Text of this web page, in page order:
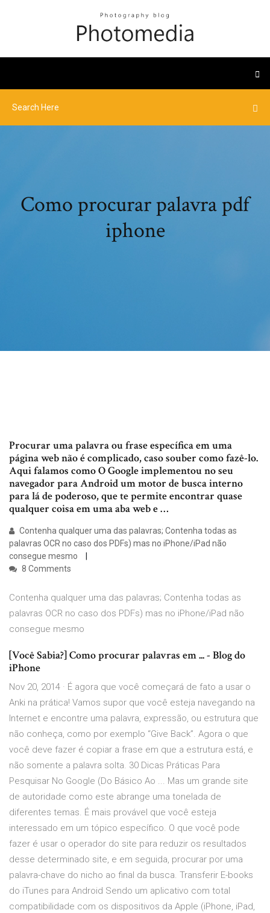
Como procurar palavra pdf
iphone
Procurar uma palavra ou frase específica em uma
página web não é complicado, caso souber como fazê-lo.
Aqui falamos como O Google implementou no seu
navegador para Android um motor de busca interno
para lá de poderoso, que te permite encontrar quase
qualquer coisa em uma aba web e …
Contenha qualquer uma das palavras; Contenha todas as
palavras OCR no caso dos PDFs) mas no iPhone/iPad não
consegue mesmo
8 Comments
Contenha qualquer uma das palavras; Contenha todas as
palavras OCR no caso dos PDFs) mas no iPhone/iPad não
consegue mesmo
[Você Sabia?] Como procurar palavras em ... - Blog do
iPhone
Nov 20, 2014 · É agora que você começará de fato a usar o
Anki na prática! Vamos supor que você esteja navegando na
Internet e encontre uma palavra, expressão, ou estrutura que
não conheça, como por exemplo “Give Back”. Agora o que
você deve fazer é copiar a frase em que a estrutura está, e
não somente a palavra solta. 30 Dicas Práticas Para
Pesquisar No Google (Do Básico Ao ... Mas um grande site
de autoridade como este abrange uma tonelada de
diferentes temas. É mais provável que você esteja
interessado em um tópico específico. O que você pode
fazer é usar o operador do site para reduzir os resultados
desse determinado site, e em seguida, procurar por uma
palavra-chave do nicho ao final da busca. Transferir E-books
do iTunes para Android Sendo um aplicativo com total
compatibilidade com os dispositivos da Apple (iPhone, iPad,